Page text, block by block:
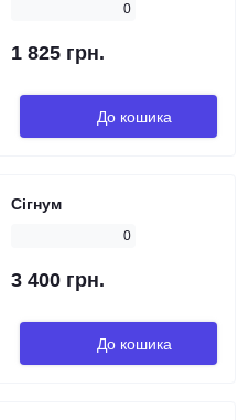
0
1 825 грн.
До кошика
Сігнум
0
3 400 грн.
До кошика